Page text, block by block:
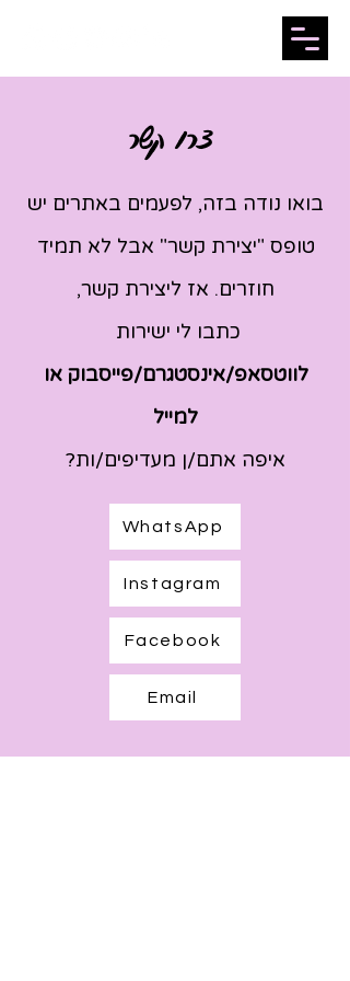
צרו קשר
בואו נודה בזה, לפעמים באתרים יש
טופס "יצירת קשר" אבל לא תמיד
חוזרים. אז ליצירת קשר,
כתבו לי ישירות
לווטסאפ/אינסטגרם/פייסבוק או
למייל
איפה אתם/ן מעדיפים/ות?
WhatsApp
Instagram
Facebook
Email